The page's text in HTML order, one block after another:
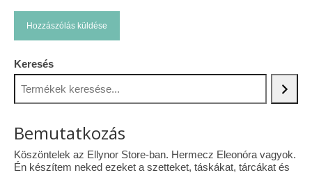
Keresés
Bemutatkozás
Köszöntelek az Ellynor Store-ban. Hermecz Eleonóra vagyok.
Én készítem neked ezeket a szetteket, táskákat, tárcákat és